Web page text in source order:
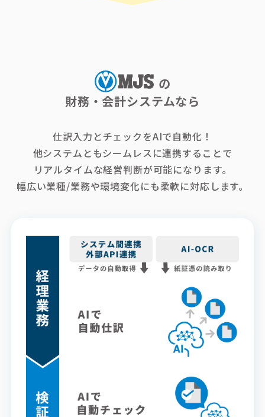
の
財務・会計システムなら
仕訳入力とチェックをAIで自動化！
他システムともシームレスに連携することで
リアルタイムな経営判断が可能になります。
幅広い業種/業務や環境変化にも柔軟に対応します。